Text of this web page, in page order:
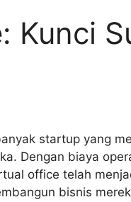
Kunci
startup yang
Dengan biaya
office telah
bisnis